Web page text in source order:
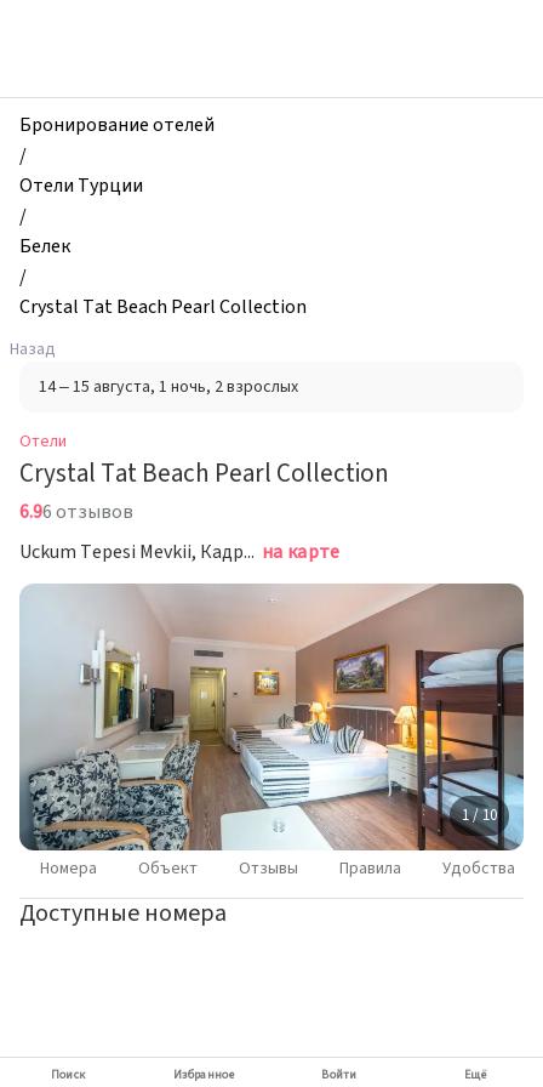
Crystal
Tat
Beach
Pearl
Collection,
Белек,
Турция
Бронирование отелей
/
Отели Турции
/
Белек
/
Crystal Tat Beach Pearl Collection
Назад
14 – 15 августа, 1 ночь, 2 взрослых
Отели
Crystal Tat Beach Pearl Collection
6.96 отзывов
Uckum Tepesi Mevkii, Кадрие на карте
1 / 10
Номера Объект Отзывы Правила Удобства
Доступные номера
Поиск Избранное Войти Ещё